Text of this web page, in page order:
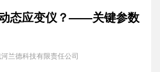
态应变仪？——关键参数
兰德科技有限责任公司